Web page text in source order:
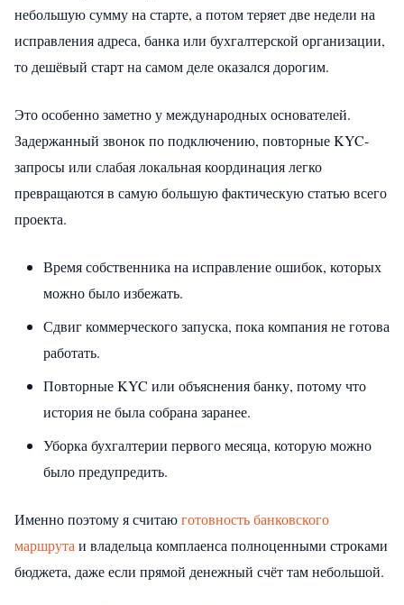
небольшую сумму на старте, а потом теряет две недели на
исправления адреса, банка или бухгалтерской организации,
то дешёвый старт на самом деле оказался дорогим.
Это особенно заметно у международных основателей.
Задержанный звонок по подключению, повторные KYC-
запросы или слабая локальная координация легко
превращаются в самую большую фактическую статью всего
проекта.
Время собственника на исправление ошибок, которых
можно было избежать.
Сдвиг коммерческого запуска, пока компания не готова
работать.
Повторные KYC или объяснения банку, потому что
история не была собрана заранее.
Уборка бухгалтерии первого месяца, которую можно
было предупредить.
Именно поэтому я считаюготовность банковского
маршрута и владельца комплаенса полноценными строками
бюджета, даже если прямой денежный счёт там небольшой.